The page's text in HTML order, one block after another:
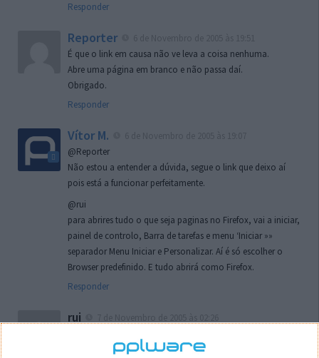
Responder
Reporter
É que o link em causa não ve leva a coisa nenhuma.
Abre uma página em branco e não passa daí.
Obrigado.
Responder
Vítor M.
@Reporter
Não estou a entender a dúvida, segue o link que deixo aí
pois está a funcionar perfeitamente.
@rui
para abrires tudo o que seja paginas no Firefox, vai a iniciar,
painel de controlo, Barra de tarefas e menu ‘Iniciar »»
separador Menu Iniciar e Personalizar. Aí é só escolher o
Browser predefinido. E tudo abrirá como Firefox.
Responder
rui
localizaçao referida n se encontra la nada k me permita por